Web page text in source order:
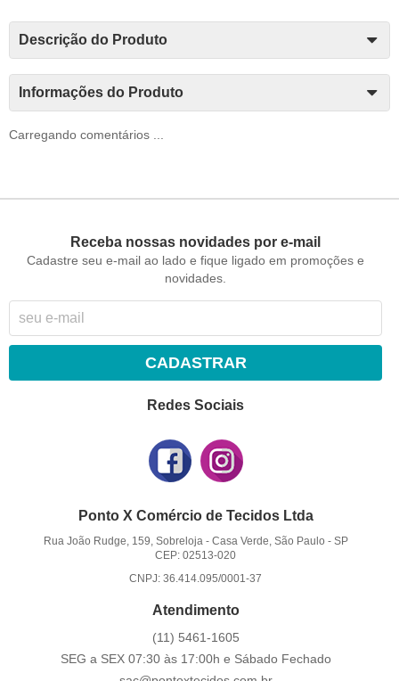
Descrição do Produto
Informações do Produto
Carregando comentários ...
Receba nossas novidades por e-mail
Cadastre seu e-mail ao lado e fique ligado em promoções e
novidades.
CADASTRAR
Redes Sociais
Ponto X Comércio de Tecidos Ltda
Rua João Rudge, 159, Sobreloja- Casa Verde, São Paulo - SP
CEP: 02513-020
CNPJ: 36.414.095/0001-37
Atendimento
(11) 5461-1605
SEG a SEX 07:30 às 17:00h e Sábado Fechado